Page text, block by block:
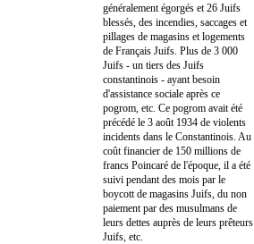
généralement égorgés et 26 Juifs
blessés, des incendies, saccages et
pillages de magasins et logements
de Français Juifs. Plus de 3 000
Juifs - un tiers des Juifs
constantinois - ayant besoin
d'assistance sociale après ce
pogrom, etc. Ce pogrom avait été
précédé le 3 août 1934 de violents
incidents dans le Constantinois. Au
coût financier de 150 millions de
francs Poincaré de l'époque, il a été
suivi pendant des mois par le
boycott de magasins Juifs, du non
paiement par des musulmans de
leurs dettes auprès de leurs prêteurs
Juifs, etc.